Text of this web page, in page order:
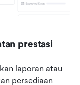
prestasi
laporan atau
persediaan